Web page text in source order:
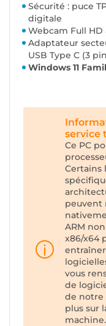
Sécurité : puce
digitale
Webcam Full
Adaptateur
USB Type C (3
Windows 11
service
Ce PC
Certains
peuvent
ARM
x86/x64
vous
de
de notre
plus sur
machine.